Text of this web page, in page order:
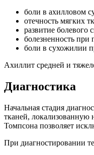
боли в ахилловом
отечность мягких
развитие болевого
болезненность при
боли в сухожилии
Ахиллит средней и
Диагностика
Начальная стадия
тканей, локализованную
Томпсона позволяет
При диагностировании